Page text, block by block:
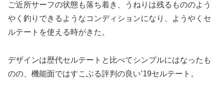
ご近所サーフの状態も落ち着き、うねりは残るもののよう
やく釣りできるようなコンディションになり、ようやくセ
ルテートを使える時がきた。
デザインは歴代セルテートと比べてシンプルにはなったも
のの、機能面ではすこぶる評判の良い’19セルテート。